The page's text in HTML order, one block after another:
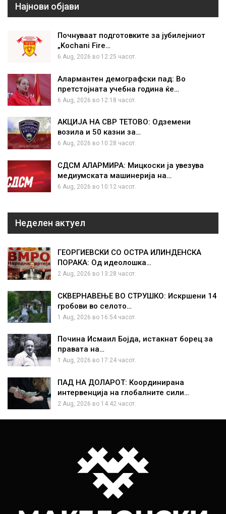
Најнови објави
Почнуваат подготовките за јубилејниот
„Kochani Fire…
6 Aug, 2026 во 12:25 часот.
Алармантен демографски пад: Во
претстојната учебна година ќе…
6 Aug, 2026 во 12:18 часот.
АКЦИЈА НА СВР ТЕТОВО: Одземени
возила и 50 казни за…
6 Aug, 2026 во 10:28 часот.
СДСМ АЛАРМИРА: Мицкоски ја увезува
медиумската машинерија на…
6 Aug, 2026 во 10:12 часот.
Неделен актуел
ГЕОРГИЕВСКИ СО ОСТРА ИЛИНДЕНСКА
ПОРАКА: Од идеолошка…
2 Aug, 2026 во 13:28 часот.
СКВЕРНАВЕЊЕ ВО СТРУШКО: Искршени 14
гробови во селото…
1 Aug, 2026 во 16:54 часот.
Почина Исмаил Бојда, истакнат борец за
правата на…
1 Aug, 2026 во 17:24 часот.
ПАД НА ДОЛАРОТ: Координирана
интервенција на глобалните сили…
2 Aug, 2026 во 14:42 часот.